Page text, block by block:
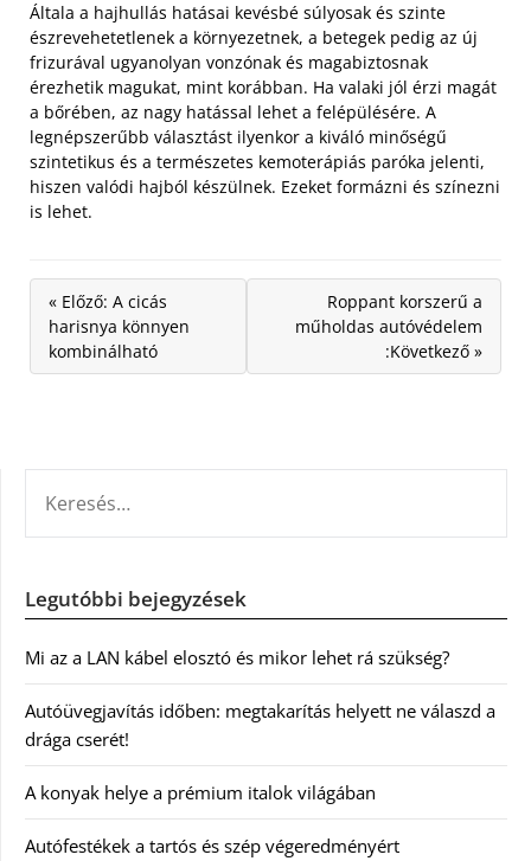
Általa a hajhullás hatásai kevésbé súlyosak és szinte
észrevehetetlenek a környezetnek, a betegek pedig az új
frizurával ugyanolyan vonzónak és magabiztosnak
érezhetik magukat, mint korábban. Ha valaki jól érzi magát
a bőrében, az nagy hatással lehet a felépülésére. A
legnépszerűbb választást ilyenkor a kiváló minőségű
szintetikus és a természetes kemoterápiás paróka jelenti,
hiszen valódi hajból készülnek. Ezeket formázni és színezni
is lehet.
« Előző: A cicás
harisnya könnyen
kombinálható
Roppant korszerű a
műholdas autóvédelem
:Következő »
Legutóbbi bejegyzések
Mi az a LAN kábel elosztó és mikor lehet rá szükség?
Autóüvegjavítás időben: megtakarítás helyett ne válaszd a
drága cserét!
A konyak helye a prémium italok világában
Autófestékek a tartós és szép végeredményért